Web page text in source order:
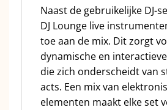
Naast de gebruikelijke DJ-
DJ Lounge live
toe aan de mix. Dit zorgt
dynamische en
die zich onderscheidt van
acts. Een mix van
elementen maakt elke set